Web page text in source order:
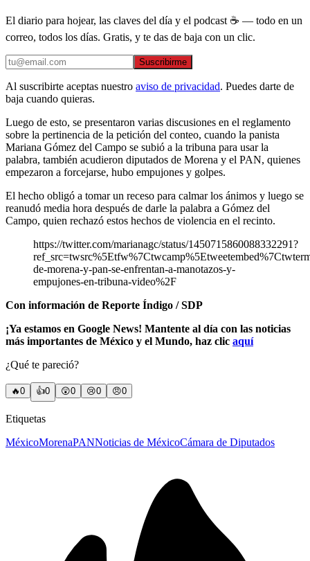
El diario para hojear, las claves del día y el podcast ☕ — todo en un
correo, todos los días. Gratis, y te das de baja con un clic.
Suscribirme
Al suscribirte aceptas nuestro aviso de privacidad. Puedes darte de
baja cuando quieras.
Luego de esto, se presentaron varias discusiones en el reglamento
sobre la pertinencia de la petición del conteo, cuando la panista
Mariana Gómez del Campo se subió a la tribuna para usar la
palabra, también acudieron diputados de Morena y el PAN, quienes
empezaron a forcejarse, hubo empujones y golpes.
El hecho obligó a tomar un receso para calmar los ánimos y luego se
reanudó media hora después de darle la palabra a Gómez del
Campo, quien rechazó estos hechos de violencia en el recinto.
https://twitter.com/marianagc/status/1450715860088332291?
de-morena-y-pan-se-enfrentan-a-manotazos-y-
empujones-en-tribuna-video%2F
Con información de Reporte Índigo / SDP
¡Ya estamos en Google News! Mantente al día con las noticias
más importantes de México y el Mundo, haz clic aquí
¿Qué te pareció?
🔥0 👍0 😲0 😢0 😠0
Etiquetas
MéxicoMorenaPANNoticias de MéxicoCámara de Diputados